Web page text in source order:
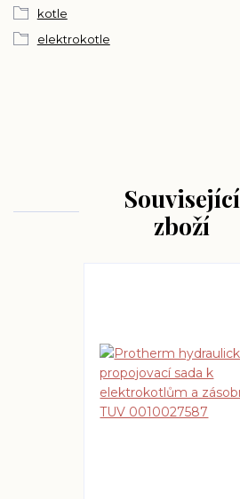
kotle
elektrokotle
Související
zboží